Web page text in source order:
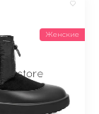
Женские